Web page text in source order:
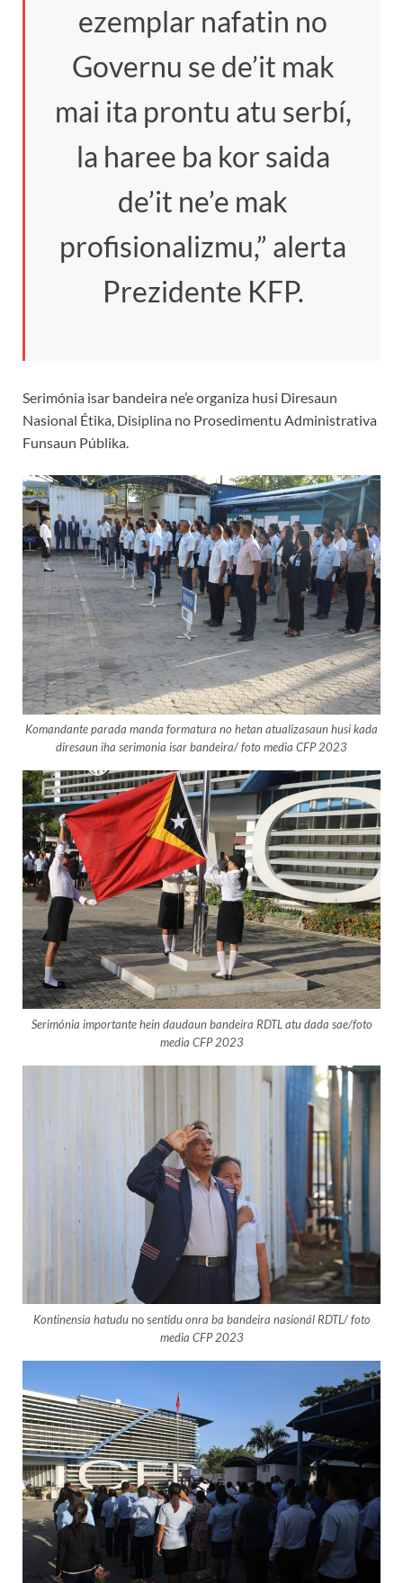
ezemplar nafatin no
Governu se de’it mak
mai ita prontu atu serbí,
la haree ba kor saida
de’it ne’e mak
profisionalizmu,” alerta
Prezidente KFP.
Serimónia isar bandeira ne’e organiza husi Diresaun
Nasional Étika, Disiplina no Prosedimentu Administrativa
Funsaun Públika.
Komandante parada manda formatura no hetan atualizasaun husi kada
diresaun iha serimonia isar bandeira/ foto media CFP 2023
Serimónia importante hein daudaun bandeira RDTL atu dada sae/foto
media CFP 2023
Kontinensia hatudu no sentidu onra ba bandeira nasionál RDTL/ foto
media CFP 2023